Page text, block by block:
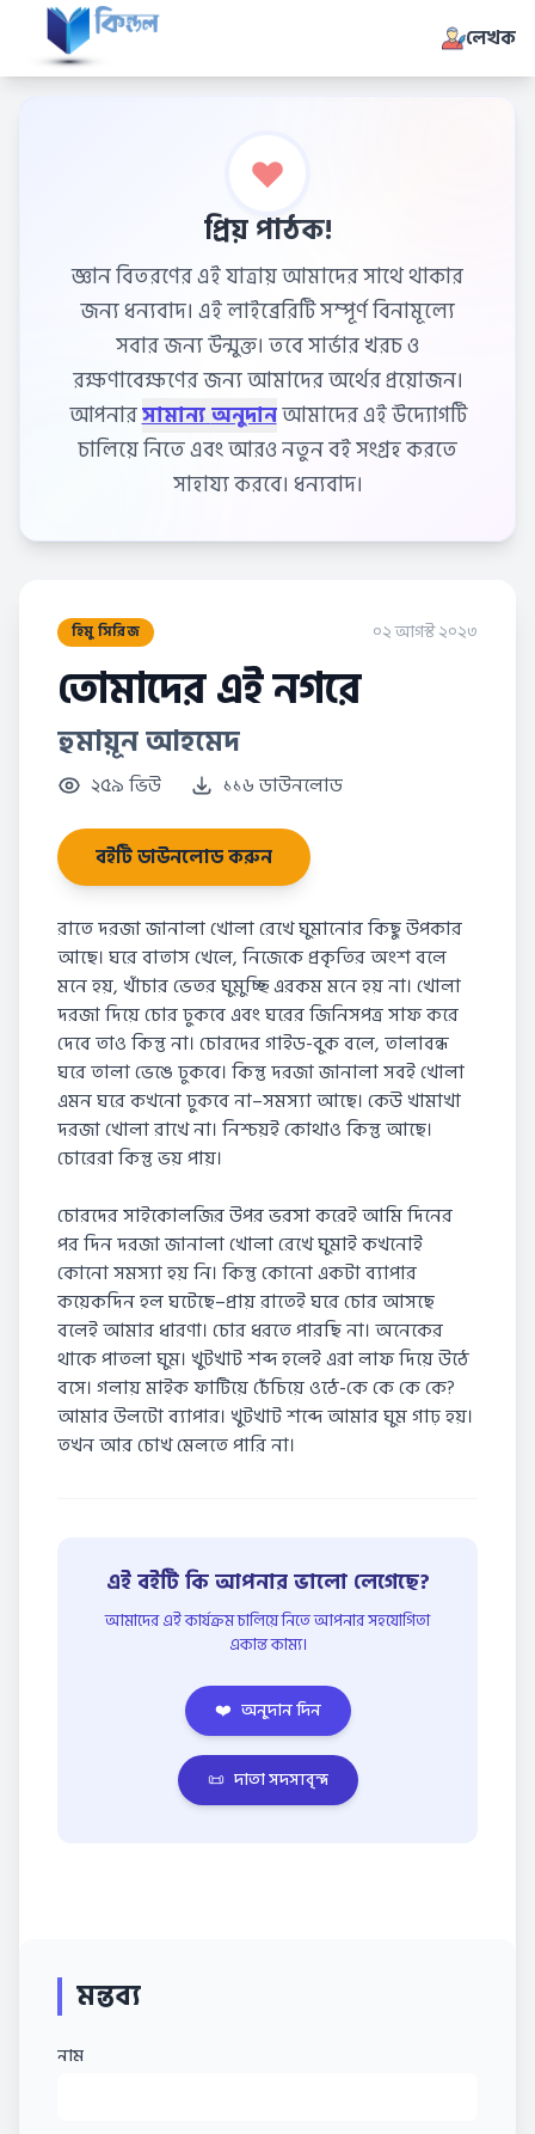
লেখক
প্রিয় পাঠক!
জ্ঞান বিতরণের এই যাত্রায় আমাদের সাথে থাকার
জন্য ধন্যবাদ। এই লাইব্রেরিটি সম্পূর্ণ বিনামূল্যে
সবার জন্য উন্মুক্ত। তবে সার্ভার খরচ ও
রক্ষণাবেক্ষণের জন্য আমাদের অর্থের প্রয়োজন।
আপনার
সামান্য অনুদানআমাদের এই উদ্যোগটি
চালিয়ে নিতে এবং আরও নতুন বই সংগ্রহ করতে
সাহায্য করবে। ধন্যবাদ।
হিমু সিরিজ ০২ আগস্ট ২০২৩
তোমাদের এই নগরে
হুমায়ূন আহমেদ
২৫৯ ভিউ ১১৬ ডাউনলোড
বইটি ডাউনলোড করুন
রাতে দরজা জানালা খোলা রেখে ঘুমানোর কিছু উপকার
আছে। ঘরে বাতাস খেলে, নিজেকে প্রকৃতির অংশ বলে
মনে হয়, খাঁচার ভেতর ঘুমুচ্ছি এরকম মনে হয় না। খোলা
দরজা দিয়ে চোর ঢুকবে এবং ঘরের জিনিসপত্র সাফ করে
দেবে তাও কিন্তু না। চোরদের গাইড-বুক বলে, তালাবন্ধ
ঘরে তালা ভেঙে ঢুকবে। কিন্তু দরজা জানালা সবই খোলা
এমন ঘরে কখনো ঢুকবে না–সমস্যা আছে। কেউ খামাখা
দরজা খোলা রাখে না। নিশ্চয়ই কোথাও কিন্তু আছে।
চোরেরা কিন্তু ভয় পায়।
চোরদের সাইকোলজির উপর ভরসা করেই আমি দিনের
পর দিন দরজা জানালা খোলা রেখে ঘুমাই কখনোই
কোনো সমস্যা হয় নি। কিন্তু কোনো একটা ব্যাপার
কয়েকদিন হল ঘটেছে–প্রায় রাতেই ঘরে চোর আসছে
বলেই আমার ধারণা। চোর ধরতে পারছি না। অনেকের
থাকে পাতলা ঘুম। খুটখাট শব্দ হলেই এরা লাফ দিয়ে উঠে
বসে। গলায় মাইক ফাটিয়ে চেঁচিয়ে ওঠে-কে কে কে কে?
আমার উলটো ব্যাপার। খুটখাট শব্দে আমার ঘুম গাঢ় হয়।
তখন আর চোখ মেলতে পারি না।
এই বইটি কি আপনার ভালো লেগেছে?
আমাদের এই কার্যক্রম চালিয়ে নিতে আপনার সহযোগিতা
একান্ত কাম্য।
❤️ অনুদান দিন
📜 দাতা সদস্যবৃন্দ
মন্তব্য
নাম